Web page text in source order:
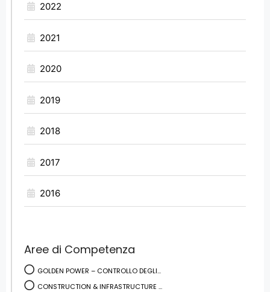
2022
2021
2020
2019
2018
2017
2016
Aree di Competenza
GOLDEN POWER – CONTROLLO DEGLI...
CONSTRUCTION & INFRASTRUCTURE ...